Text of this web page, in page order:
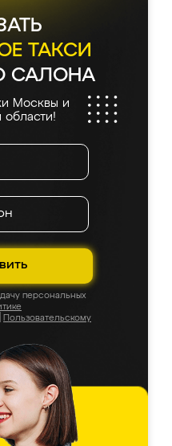
ТАКСИ
САЛОНА
Москвы и
области!
персональных
Пользовательскому